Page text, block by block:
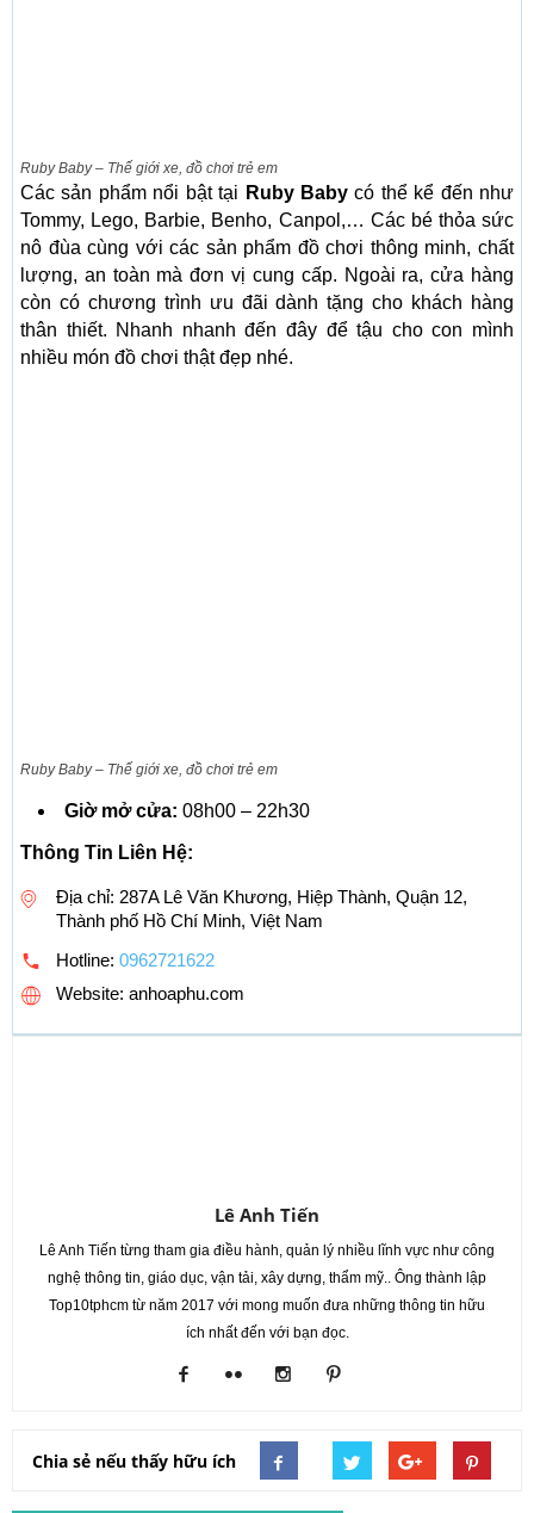
Ruby Baby – Thế giới xe, đồ chơi trẻ em
Các sản phẩm nổi bật tại Ruby Babycó thể kể đến như
Tommy, Lego, Barbie, Benho, Canpol,… Các bé thỏa sức
nô đùa cùng với các sản phẩm đồ chơi thông minh, chất
lượng, an toàn mà đơn vị cung cấp. Ngoài ra, cửa hàng
còn có chương trình ưu đãi dành tặng cho khách hàng
thân thiết. Nhanh nhanh đến đây để tậu cho con mình
nhiều món đồ chơi thật đẹp nhé.
Ruby Baby – Thế giới xe, đồ chơi trẻ em
Giờ mở cửa: 08h00 – 22h30
Thông Tin Liên Hệ:
Địa chỉ: 287A Lê Văn Khương, Hiệp Thành, Quận 12,
Thành phố Hồ Chí Minh, Việt Nam
Hotline: 0962721622
Website: anhoaphu.com
Lê Anh Tiến
Lê Anh Tiến từng tham gia điều hành, quản lý nhiều lĩnh vực như công
nghệ thông tin, giáo dục, vận tải, xây dựng, thẩm mỹ.. Ông thành lập
Top10tphcm từ năm 2017 với mong muốn đưa những thông tin hữu
ích nhất đến với bạn đọc.
Chia sẻ nếu thấy hữu ích